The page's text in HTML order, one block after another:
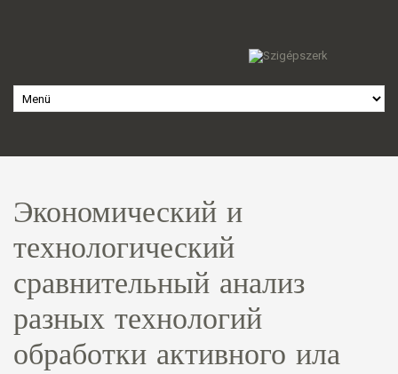
Экономический и
технологический
сравнительный анализ
разных технологий
обработки активного ила